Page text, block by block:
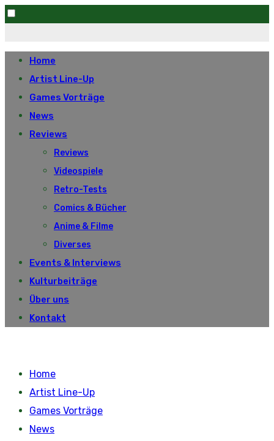
to
content
Home
Artist Line-Up
Games Vorträge
News
Reviews
Reviews
Videospiele
Retro-Tests
Comics & Bücher
Anime & Filme
Diverses
Events & Interviews
Kulturbeiträge
Über uns
Kontakt
Home
Artist Line-Up
Games Vorträge
News